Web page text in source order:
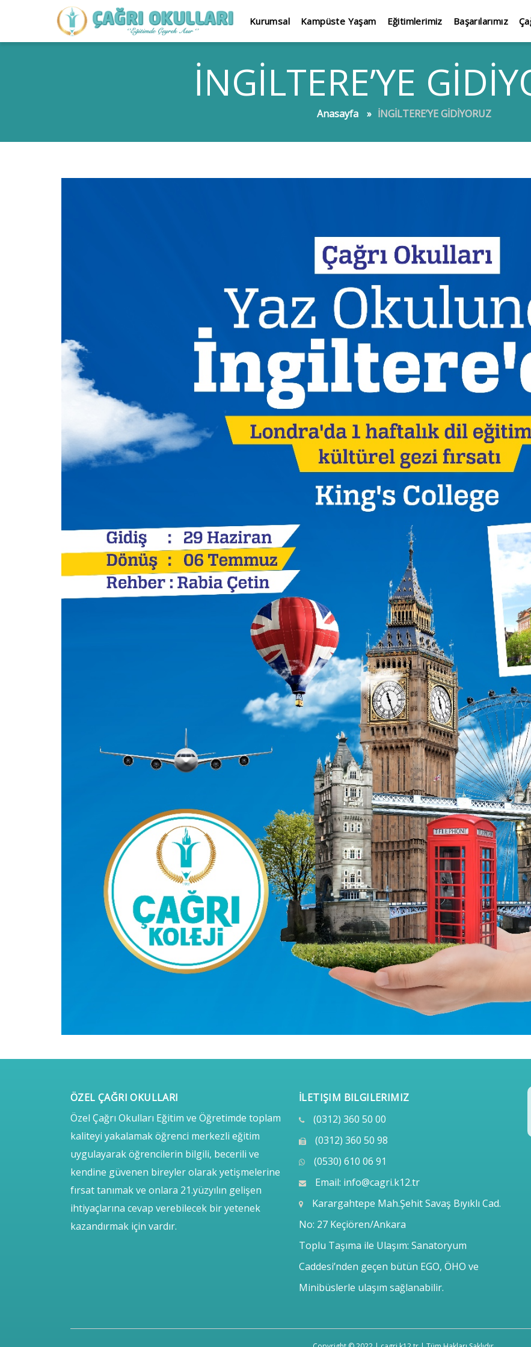
Kurumsal Kampüste Yaşam Eğitimlerimiz Başarılarımız
İNGİLTERE’YE
Anasayfa İNGİLTERE’YE GİDİYORUZ
ÖZEL ÇAĞRI OKULLARI
Özel Çağrı Okulları Eğitim ve Öğretimde toplam
kaliteyi yakalamak öğrenci merkezli eğitim
uygulayarak öğrencilerin bilgili, becerili ve
kendine güvenen bireyler olarak yetişmelerine
fırsat tanımak ve onlara 21.yüzyılın gelişen
ihtiyaçlarına cevap verebilecek bir yetenek
kazandırmak için vardır.
İLETIŞIM BILGILERIMIZ
(0312) 360 50 00
(0312) 360 50 98
(0530) 610 06 91
Email: info@cagri.k12.tr
Karargahtepe Mah.Şehit Savaş Bıyıklı Cad.
No: 27 Keçiören/Ankara
Toplu Taşıma ile Ulaşım: Sanatoryum
Caddesi’nden geçen bütün EGO, ÖHO ve
Minibüslerle ulaşım sağlanabilir.